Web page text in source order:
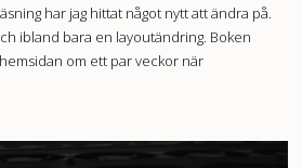
har jag hittat något nytt att ändra på.
ibland bara en layoutändring. Boken
om ett par veckor när